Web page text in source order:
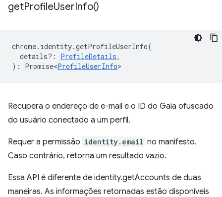
getProfileUserInfo()
chrome. identity.getProfileUserInfo(
details? : ProfileDetails,
) : Promise<ProfileUserInfo>
Recupera o endereço de e-mail e o ID do Gaia ofuscado
do usuário conectado a um perfil.
Requer a permissão identity.email no manifesto.
Caso contrário, retorna um resultado vazio.
Essa API é diferente de identity.getAccounts de duas
maneiras. As informações retornadas estão disponíveis